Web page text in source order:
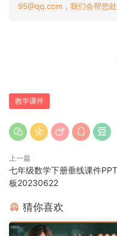
95@qq.com，我们会帮您
教学课件
上一篇
七年级数学下册垂线课件
板20230622
猜你喜欢